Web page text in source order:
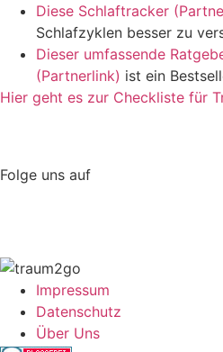
Diese Schlaftracker
Schlafzyklen besser zu
Dieser umfassende
(Partnerlink) ist ein
Hier geht es zur Checkliste für
Folge uns auf
Impressum
Datenschutz
Über Uns